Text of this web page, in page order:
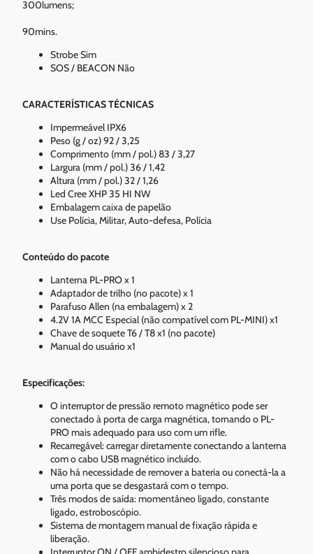
300lumens;
90mins.
Strobe Sim
SOS / BEACON Não
CARACTERÍSTICAS TÉCNICAS
Impermeável IPX6
Peso (g / oz) 92 / 3,25
Comprimento (mm / pol.) 83 / 3,27
Largura (mm / pol.) 36 / 1,42
Altura (mm / pol.) 32 / 1,26
Led Cree XHP 35 HI NW
Embalagem caixa de papelão
Use Polícia, Militar, Auto-defesa, Polícia
Conteúdo do pacote
Lanterna PL-PRO x 1
Adaptador de trilho (no pacote) x 1
Parafuso Allen (na embalagem) x 2
4.2V 1A MCC Especial (não compatível com PL-MINI) x1
Chave de soquete T6 / T8 x1 (no pacote)
Manual do usuário x1
Especificações:
O interruptor de pressão remoto magnético pode ser
conectado à porta de carga magnética, tornando o PL-
PRO mais adequado para uso com um rifle.
Recarregável: carregar diretamente conectando a lanterna
com o cabo USB magnético incluído.
Não há necessidade de remover a bateria ou conectá-la a
uma porta que se desgastará com o tempo.
Três modos de saída: momentâneo ligado, constante
ligado, estroboscópio.
Sistema de montagem manual de fixação rápida e
liberação.